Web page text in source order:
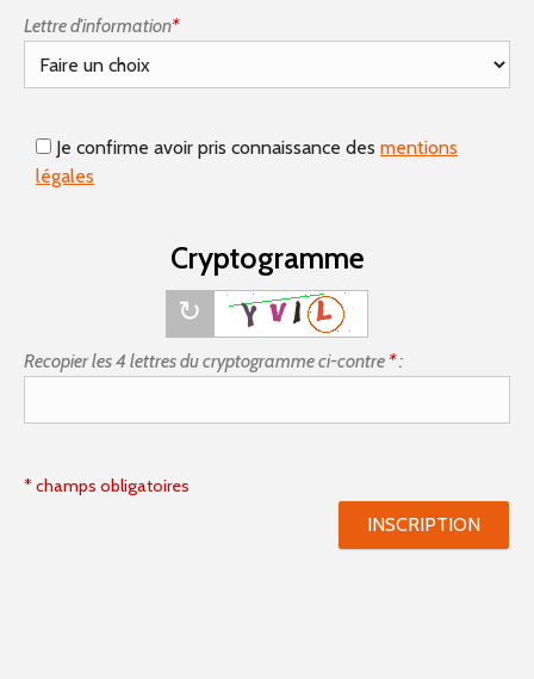
Lettre d'information*
Je confirme avoir pris connaissance des mentions
légales
Cryptogramme
Recopier les 4 lettres du cryptogramme ci-contre*:
* champs obligatoires